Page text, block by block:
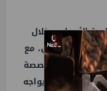
الأصول، وخلال
سلامة الأصول، مع
الأسواق المتخصصة
البحري الذي يواجه